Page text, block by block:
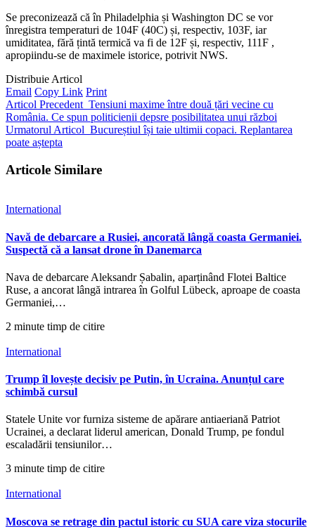
Se preconizează că în Philadelphia și Washington DC se vor
înregistra temperaturi de 104F (40C) și, respectiv, 103F, iar
umiditatea, fără țintă termică va fi de 12F și, respectiv, 111F ,
apropiindu-se de maximele istorice, potrivit NWS.
Distribuie Articol
Email Copy Link Print
Articol Precedent Tensiuni maxime între două țări vecine cu
România. Ce spun politicienii depsre posibilitatea unui război
Urmatorul Articol Bucureștiul își taie ultimii copaci. Replantarea
poate aștepta
Articole Similare
International
Navă de debarcare a Rusiei, ancorată lângă coasta Germaniei.
Suspectă că a lansat drone în Danemarca
Nava de debarcare Aleksandr Șabalin, aparținând Flotei Baltice
Ruse, a ancorat lângă intrarea în Golful Lübeck, aproape de coasta
Germaniei,…
2 minute timp de citire
International
Trump îl lovește decisiv pe Putin, în Ucraina. Anunțul care
schimbă cursul
Statele Unite vor furniza sisteme de apărare antiaeriană Patriot
Ucrainei, a declarat liderul american, Donald Trump, pe fondul
escaladării tensiunilor…
3 minute timp de citire
International
Moscova se retrage din pactul istoric cu SUA care viza stocurile